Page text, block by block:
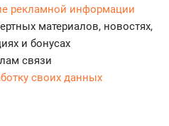
рекламной информации
материалов, новостях,
и бонусах
связи
своих данных